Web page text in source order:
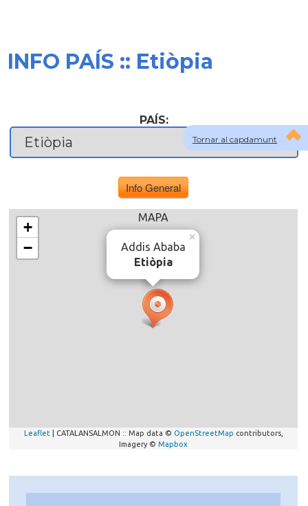
Tornar al capdamunt
INFO PAÍS :: Etiòpia
PAÍS:
Info General
MAPA
Addis Ababa
Etiòpia
×
+
−
Leaflet | CATALANSALMON :: Map data © OpenStreetMap contributors,
Imagery © Mapbox